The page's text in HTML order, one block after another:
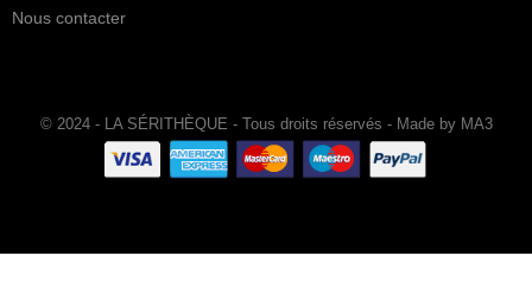
Nous contacter
© 2024 - LA SÉRITHÈQUE - Tous droits réservés - Made by MA3